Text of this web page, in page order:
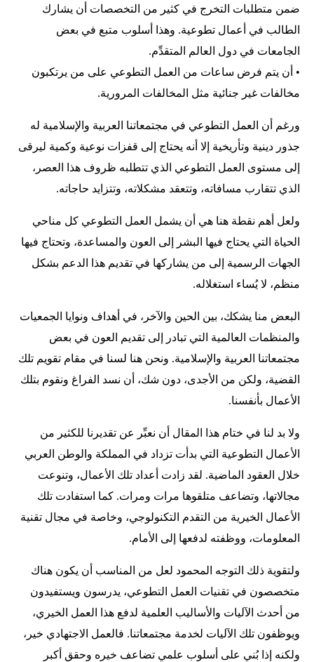
ضمن متطلبات التخرج في كثير من التخصصات أن يشارك
الطالب في أعمال تطوعية. وهذا أسلوب متبع في بعض
الجامعات في دول العالم المتقدِّم.
• أن يتم فرض ساعات من العمل التطوعي على من يرتكبون
مخالفات غير جنائية مثل المخالفات المرورية.
ورغم أن العمل التطوعي في مجتمعاتنا العربية والإسلامية له
جذور دينية وتأريخية إلا أنه يحتاج إلى قفزات نوعية وكمية ليرقى
إلى مستوى العمل التطوعي الذي تتطلبه ظروف هذا العصر،
الذي تتقارب مسافاته، وتتعقد مشكلاته، وتتزايد حاجاته.
ولعل أهم نقطة هنا هي أن يشمل العمل التطوعي كل مناحي
الحياة التي يحتاج فيها البشر إلى العون والمساعدة، وتحتاج فيها
الجهات الرسمية إلى من يشاركها في تقديم هذا الدعم بشكل
منظم، لا يُساء استغلاله.
البعض منا يشكك، بين الحين والآخر، في أهداف ونوايا الجمعيات
والمنظمات العالمية التي تبادر إلى تقديم العون في بعض
مجتمعاتنا العربية والإسلامية. ونحن هنا لسنا في مقام تقويم تلك
القضية، ولكن من الأجدى، دون شك، أن نسد الفراغ ونقوم بتلك
الأعمال بأنفسنا.
ولا بد لنا في ختام هذا المقال أن نعبِّر عن تقديرنا للكثير من
الأعمال التطوعية التي بدأت تزداد في المملكة والوطن العربي
خلال العقود الماضية. لقد زادت أعداد تلك الأعمال، وتنوعت
مجالاتها، وتضاعف متلقوها مرات ومرات. كما استفادت تلك
الأعمال الخيرية من التقدم التكنولوجي، وخاصة في مجال تقنية
المعلومات، ووظفته لدفعها إلى الأمام.
ولتقوية ذلك التوجه المحمود لعل من المناسب أن يكون هناك
متخصصون في تقنيات العمل التطوعي، يدرسون ويستفيدون
من أحدث الآليات والأساليب العلمية لدفع هذا العمل الخيري،
ويوظفون تلك الآليات لخدمة مجتمعاتنا. فالعمل الاجتهادي خير،
ولكنه إذا بُني على أسلوب علمي تضاعف خيره وحقق أكبر